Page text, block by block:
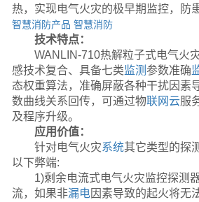
热，实现电气火灾的极早期监控，防
智慧消防产品 智慧消防
技术特点：
WANLIN-710热解粒子式电气火
感技术复合、具备七类监测参数准确
态权重算法，准确屏蔽各种干扰因素
数曲线关系回传，可通过物联网 云服
及程序升级。
应用价值：
针对电气火灾系统其它类型的探
以下弊端:
1)剩余电流式电气火灾监控探测
流，如果非漏电因素导致的起火将无